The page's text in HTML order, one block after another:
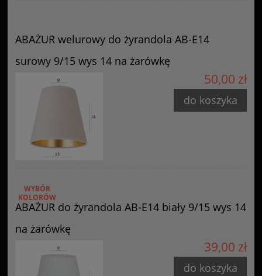
ABAŻUR welurowy do żyrandola AB-E14
surowy 9/15 wys 14 na żarówkę
50,00 zł
do koszyka
ABAŻUR do żyrandola AB-E14 biały 9/15 wys 14
na żarówkę
WYBÓR
KOLORÓW
39,00 zł
do koszyka